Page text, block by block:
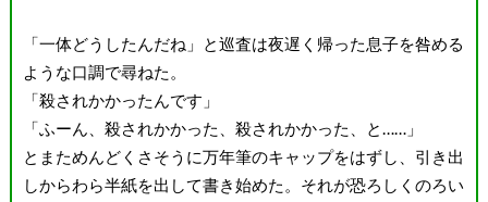
「一体どうしたんだね」と巡査は夜遅く帰った息子を咎める
ような口調で尋ねた。
「殺されかかったんです」
「ふーん、殺されかかった、殺されかかった、と……」
とまためんどくさそうに万年筆のキャップをはずし、引き出
しからわら半紙を出して書き始めた。それが恐ろしくのろい